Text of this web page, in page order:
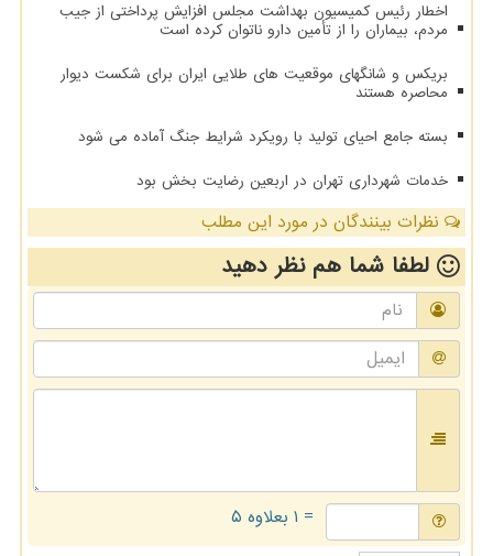
اخطار رئیس کمیسیون بهداشت مجلس افزایش پرداختی از جیب
مردم، بیماران را از تأمین دارو ناتوان کرده است
بریکس و شانگهای موقعیت های طلایی ایران برای شکست دیوار
محاصره هستند
بسته جامع احیای تولید با رویکرد شرایط جنگ آماده می شود
خدمات شهرداری تهران در اربعین رضایت بخش بود
نظرات بینندگان در مورد این مطلب
لطفا شما همنظر دهید
= ۱ بعلاوه ۵